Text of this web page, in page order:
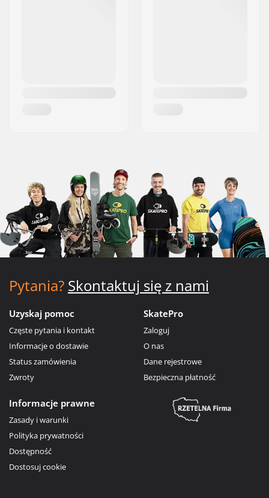
Pytania? Skontaktuj się z nami
Uzyskaj pomoc
Częste pytania i kontakt
Informacje o dostawie
Status zamówienia
Zwroty
SkatePro
Zaloguj
O nas
Dane rejestrowe
Bezpieczna płatność
Informacje prawne
Zasady i warunki
Polityka prywatności
Dostępność
Dostosuj cookie